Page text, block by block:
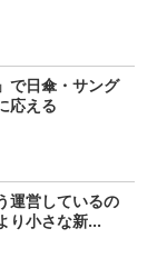
で日傘・サング
応える
運営しているの
り小さな新...